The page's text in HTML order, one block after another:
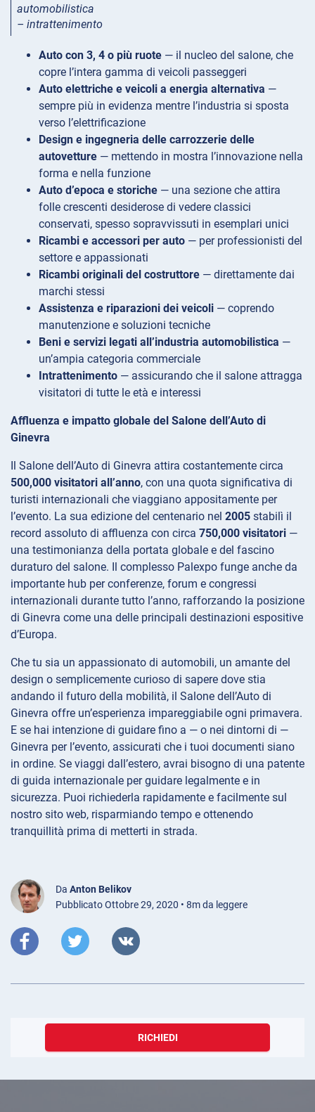
automobilistica
– intrattenimento
Auto con 3, 4 o più ruote — il nucleo del salone, che
copre l’intera gamma di veicoli passeggeri
Auto elettriche e veicoli a energia alternativa —
sempre più in evidenza mentre l’industria si sposta
verso l’elettrificazione
Design e ingegneria delle carrozzerie delle
autovetture — mettendo in mostra l’innovazione nella
forma e nella funzione
Auto d’epoca e storiche — una sezione che attira
folle crescenti desiderose di vedere classici
conservati, spesso sopravvissuti in esemplari unici
Ricambi e accessori per auto — per professionisti del
settore e appassionati
Ricambi originali del costruttore — direttamente dai
marchi stessi
Assistenza e riparazioni dei veicoli — coprendo
manutenzione e soluzioni tecniche
Beni e servizi legati all’industria automobilistica —
un’ampia categoria commerciale
Intrattenimento — assicurando che il salone attragga
visitatori di tutte le età e interessi
Affluenza e impatto globale del Salone dell’Auto di
Ginevra
Il Salone dell’Auto di Ginevra attira costantemente circa
500,000 visitatori all’anno, con una quota significativa di
turisti internazionali che viaggiano appositamente per
l’evento. La sua edizione del centenario nel 2005 stabilì il
record assoluto di affluenza con circa 750,000 visitatori —
una testimonianza della portata globale e del fascino
duraturo del salone. Il complesso Palexpo funge anche da
importante hub per conferenze, forum e congressi
internazionali durante tutto l’anno, rafforzando la posizione
di Ginevra come una delle principali destinazioni espositive
d’Europa.
Che tu sia un appassionato di automobili, un amante del
design o semplicemente curioso di sapere dove stia
andando il futuro della mobilità, il Salone dell’Auto di
Ginevra offre un’esperienza impareggiabile ogni primavera.
E se hai intenzione di guidare fino a — o nei dintorni di —
Ginevra per l’evento, assicurati che i tuoi documenti siano
in ordine. Se viaggi dall’estero, avrai bisogno di una patente
di guida internazionale per guidare legalmente e in
sicurezza. Puoi richiederla rapidamente e facilmente sul
nostro sito web, risparmiando tempo e ottenendo
tranquillità prima di metterti in strada.
Da Anton Belikov
Pubblicato Ottobre 29, 2020 • 8m da leggere
RICHIEDI